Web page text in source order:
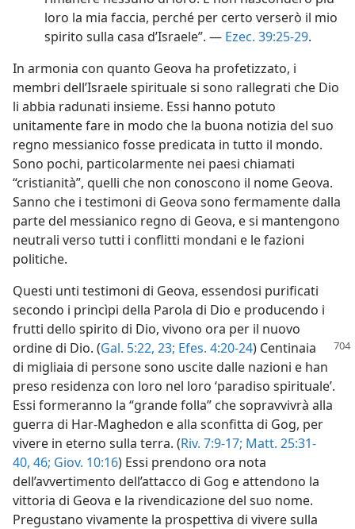
loro la mia faccia, perché per certo verserò il mio
spirito sulla casa d’Israele”. — Ezec. 39:25-29.
In armonia con quanto Geova ha profetizzato, i
membri dell’Israele spirituale si sono rallegrati che Dio
li abbia radunati insieme. Essi hanno potuto
unitamente fare in modo che la buona notizia del suo
regno messianico fosse predicata in tutto il mondo.
Sono pochi, particolarmente nei paesi chiamati
“cristianità”, quelli che non conoscono il nome Geova.
Sanno che i testimoni di Geova sono fermamente dalla
parte del messianico regno di Geova, e si mantengono
neutrali verso tutti i conflitti mondani e le fazioni
politiche.
Questi unti testimoni di Geova, essendosi purificati
secondo i princìpi della Parola di Dio e producendo i
frutti dello spirito di Dio, vivono ora per il nuovo
ordine di Dio. (Gal. 5:22, 23; Efes. 4:20-24) Centinaia
di migliaia di persone sono uscite dalle nazioni e han
preso residenza con loro nel loro ‘paradiso spirituale’.
Essi formeranno la “grande folla” che sopravvivrà alla
guerra di Har-Maghedon e alla sconfitta di Gog, per
vivere in eterno sulla terra. (Riv. 7:9-17; Matt. 25:31-
40, 46; Giov. 10:16) Essi prendono ora nota
dell’avvertimento dell’attacco di Gog e attendono la
vittoria di Geova e la rivendicazione del suo nome.
Pregustano vivamente la prospettiva di vivere sulla